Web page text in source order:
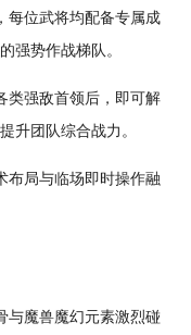
每位武将均配备专属成
强势作战梯队。
类强敌首领后，即可解
升团队综合战力。
布局与临场即时操作融
与魔兽魔幻元素激烈碰